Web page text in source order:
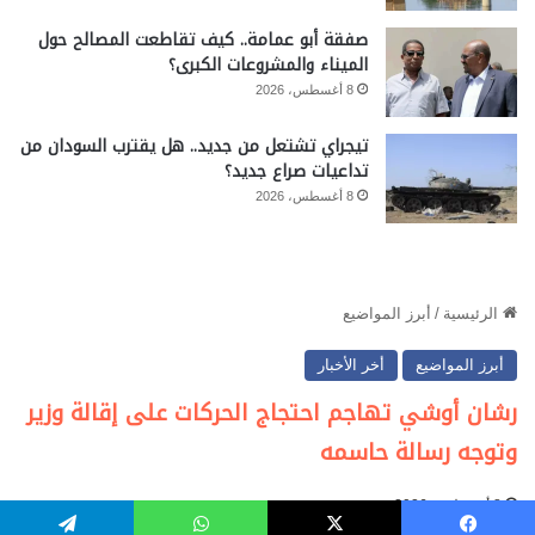
صفقة أبو عمامة.. كيف تقاطعت المصالح حول
الميناء والمشروعات الكبرى؟
8 أغسطس، 2026
تيجراي تشتعل من جديد.. هل يقترب السودان من
تداعيات صراع جديد؟
8 أغسطس، 2026